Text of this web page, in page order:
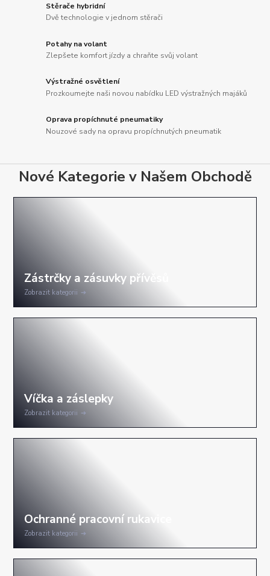
Stěrače hybridní
Dvě technologie v jednom stěrači
Potahy na volant
Zlepšete komfort jízdy a chraňte svůj volant
Výstražné osvětlení
Prozkoumejte naši novou nabídku LED výstražných majáků
Oprava propíchnuté pneumatiky
Nouzové sady na opravu propíchnutých pneumatik
Nové Kategorie v Našem Obchodě
Zobrazit kategorii
Zobrazit kategorii
Zobrazit kategorii